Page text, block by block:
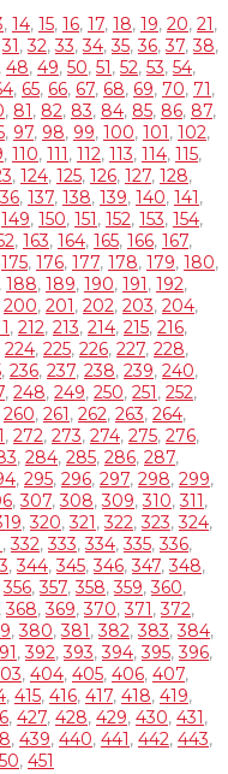
, 14, 15, 16, 17, 18, 19, 20, 21,
31,32,33,34,35,36,37,38,
, 48, 49, 50, 51, 52, 53, 54,
, 65, 66, 67, 68, 69, 70, 71,
, 81, 82, 83, 84, 85, 86, 87,
, 97, 98, 99, 100, 101, 102,
, 110, 111, 112, 113, 114, 115,
, 124, 125, 126, 127, 128,
, 137, 138, 139, 140, 141,
149, 150, 151, 152, 153, 154,
, 163, 164, 165, 166, 167,
175, 176, 177, 178, 179, 180,
, 188, 189, 190, 191, 192,
200, 201, 202, 203, 204,
, 212, 213, 214, 215, 216,
224, 225, 226, 227, 228,
, 236, 237, 238, 239, 240,
, 248, 249, 250, 251, 252,
260, 261, 262, 263, 264,
, 272, 273, 274, 275, 276,
, 284, 285, 286, 287,
, 295, 296, 297, 298, 299,
,307,308,309,310,311,
,320,321,322,323,324,
,332,333,334,335,336,
,344,345,346,347,348,
356,357,358,359,360,
,368,369,370,371,372,
,380,381,382,383,384,
,392,393,394,395,396,
, 404, 405, 406, 407,
, 415, 416, 417, 418, 419,
, 427, 428, 429, 430, 431,
, 439, 440, 441, 442, 443,
, 451